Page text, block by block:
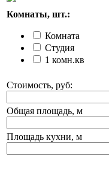
Комнаты, шт.:
Комната
Студия
1 комн.кв
Стоимость, руб:
Общая площадь, м
Площадь кухни, м